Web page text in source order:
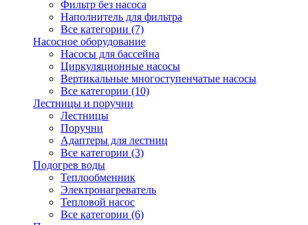
Фильтр без насоса
Наполнитель для фильтра
Все категории (7)
Насосное оборудование
Насосы для бассейна
Циркуляционные насосы
Вертикальные многоступенчатые насосы
Все категории (10)
Лестницы и поручни
Лестницы
Поручни
Адаптеры для лестниц
Все категории (3)
Подогрев воды
Теплообменник
Электронагреватель
Тепловой насос
Все категории (6)